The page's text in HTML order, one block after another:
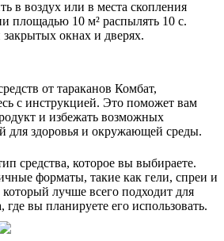
в воздух или в места скопления
площадью 10 м² распылять 10 с.
окнах и дверях.
от тараканов Комбат,
с инструкцией. Это поможет вам
и избежать возможных
для здоровья и окружающей среды.
средства, которое вы выбираете.
форматы, такие как гели, спреи и
лучше всего подходит для
вы планируете его использовать.